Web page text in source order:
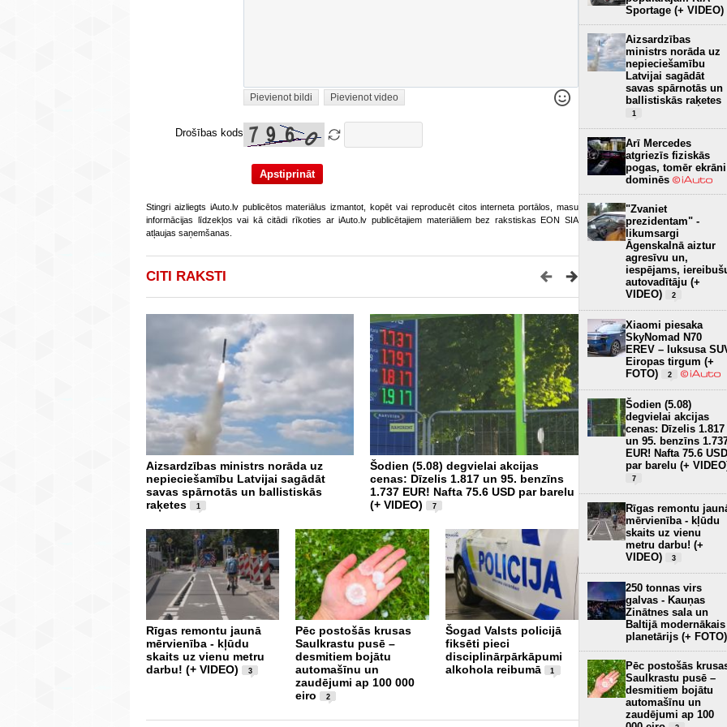
Pievienot bildi Pievienot video
Drošības kods
Stingri aizliegts iAuto.lv publicētos materiālus izmantot, kopēt vai reproducēt citos interneta portālos, masu
informācijas līdzekļos vai kā citādi rīkoties ar iAuto.lv publicētajiem materiāliem bez rakstiskas EON SIA
atļaujas saņemšanas.
CITI RAKSTI
Aizsardzības ministrs norāda uz
nepieciešamību Latvijai sagādāt
savas spārnotās un ballistiskās
raķetes
1
Šodien (5.08) degvielai akcijas
cenas: Dīzelis 1.817 un 95. benzīns
1.737 EUR! Nafta 75.6 USD par barelu
(+ VIDEO)
7
Rīgas remontu jaunā
mērvienība - kļūdu
skaits uz vienu metru
darbu! (+ VIDEO)
3
Pēc postošās krusas
Saulkrastu pusē –
desmitiem bojātu
automašīnu un
zaudējumi ap 100 000
eiro
2
Šogad Valsts policijā
fiksēti pieci
disciplinārpārkāpumi
alkohola reibumā
1
Iebraukšanai Rīgā no
atvērs jaunuzbūvēto
Nobraukums, izmaksas
un baterijas ilgums –
interesējas elektroauto
pircēji
11
Sportage (+ VIDEO)
Aizsardzības
ministrs norāda uz
nepieciešamību
Latvijai sagādāt
savas spārnotās un
ballistiskās raķetes
1
Arī Mercedes
atgriezīs fiziskās
pogas, tomēr ekrāni
dominēs
"Zvaniet
prezidentam" -
likumsargi
Āgenskalnā aiztur
agresīvu un,
iespējams,
autovadītāju (+
VIDEO)
2
Xiaomi piesaka
SkyNomad N70
EREV – luksusa
Eiropas tirgum (+
FOTO)
2
Šodien (5.08)
degvielai akcijas
cenas: Dīzelis 1.817
un 95. benzīns
EUR! Nafta 75.6 USD
par barelu (+
7
Rīgas remontu
mērvienība - kļūdu
skaits uz vienu
metru darbu! (+
VIDEO)
3
250 tonnas virs
galvas - Kauņas
Zinātnes sala un
Baltijā modernākais
planetārijs (+ FOTO)
Pēc postošās
Saulkrastu pusē –
desmitiem bojātu
automašīnu un
zaudējumi ap 100